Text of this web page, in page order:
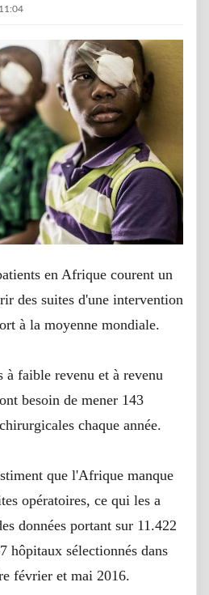
en Afrique courent un
des suites d'une intervention
à la moyenne mondiale.
à faible revenu et à revenu
besoin de mener 143
chaque année.
que l'Afrique manque
opératoires, ce qui les a
données portant sur 11.422
hôpitaux sélectionnés dans
février et mai 2016.